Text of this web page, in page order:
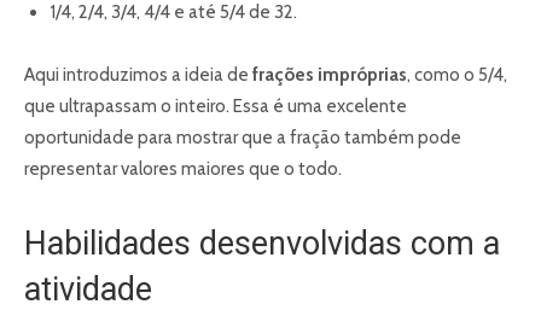
1/4, 2/4, 3/4, 4/4 e até 5/4 de 32.
Aqui introduzimos a ideia de frações impróprias, como o 5/4,
que ultrapassam o inteiro. Essa é uma excelente
oportunidade para mostrar que a fração também pode
representar valores maiores que o todo.
Habilidades desenvolvidas com a
atividade